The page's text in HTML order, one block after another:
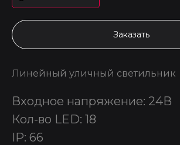
Заказать
Линейный уличный светильник
Входное напряжение: 24В
Кол-во LED: 18
IP: 66